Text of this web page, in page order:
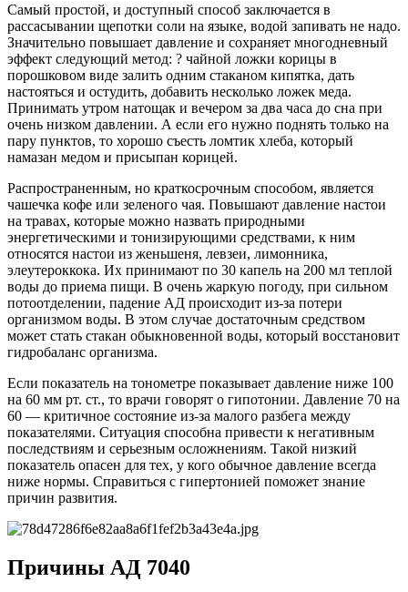
Самый простой, и доступный способ заключается в
рассасывании щепотки соли на языке, водой запивать не надо.
Значительно повышает давление и сохраняет многодневный
эффект следующий метод: ? чайной ложки корицы в
порошковом виде залить одним стаканом кипятка, дать
настояться и остудить, добавить несколько ложек меда.
Принимать утром натощак и вечером за два часа до сна при
очень низком давлении. А если его нужно поднять только на
пару пунктов, то хорошо съесть ломтик хлеба, который
намазан медом и присыпан корицей.
Распространенным, но краткосрочным способом, является
чашечка кофе или зеленого чая. Повышают давление настои
на травах, которые можно назвать природными
энергетическими и тонизирующими средствами, к ним
относятся настои из женьшеня, левзеи, лимонника,
элеутероккока. Их принимают по 30 капель на 200 мл теплой
воды до приема пищи. В очень жаркую погоду, при сильном
потоотделении, падение АД происходит из-за потери
организмом воды. В этом случае достаточным средством
может стать стакан обыкновенной воды, который восстановит
гидробаланс организма.
Если показатель на тонометре показывает давление ниже 100
на 60 мм рт. ст., то врачи говорят о гипотонии. Давление 70 на
60 — критичное состояние из-за малого разбега между
показателями. Ситуация способна привести к негативным
последствиям и серьезным осложнениям. Такой низкий
показатель опасен для тех, у кого обычное давление всегда
ниже нормы. Справиться с гипертонией поможет знание
причин развития.
Причины АД 7040